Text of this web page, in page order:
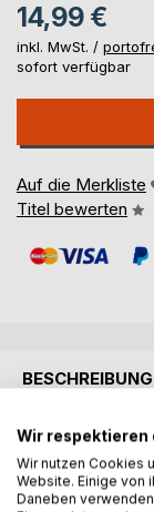
14,99 €
inkl. MwSt. /
sofort verfügbar
Auf die Merkliste
Titel bewerten
BESCHREIBUNG
Es gibt viele
ungesagt
sind, dass er
Wir respektieren
Wir nutzen Cookies
Website. Einige von
Daneben